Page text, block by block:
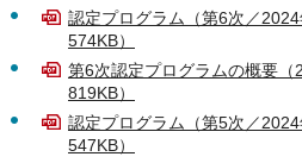
認定プログラム（第6次／
574KB）
第6次認定プログラムの概要（
819KB）
認定プログラム（第5次／
547KB）